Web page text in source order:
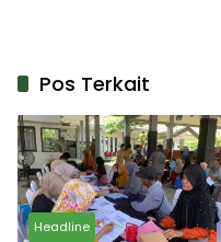
Pos Terkait
Headline